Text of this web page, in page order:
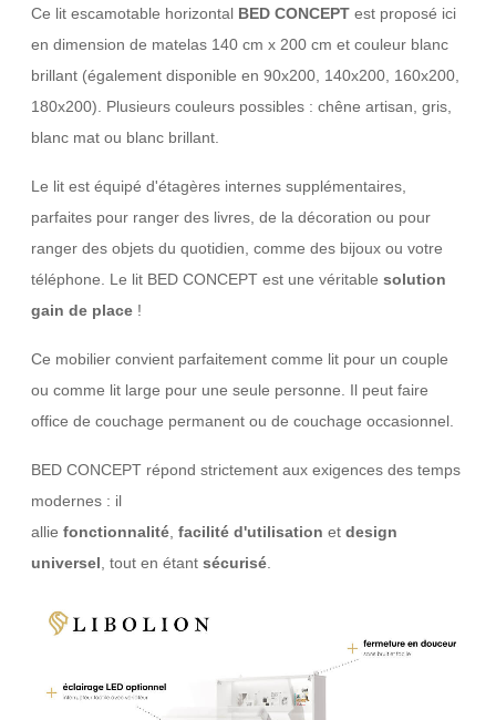
Ce lit escamotable horizontal BED CONCEPT est proposé ici
en dimension de matelas 140 cm x 200 cm et couleur blanc
brillant (également disponible en 90x200, 140x200, 160x200,
180x200). Plusieurs couleurs possibles : chêne artisan, gris,
blanc mat ou blanc brillant.
Le lit est équipé d'étagères internes supplémentaires,
parfaites pour ranger des livres, de la décoration ou pour
ranger des objets du quotidien, comme des bijoux ou votre
téléphone. Le lit BED CONCEPT est une véritable solution
gain de place !
Ce mobilier convient parfaitement comme lit pour un couple
ou comme lit large pour une seule personne. Il peut faire
office de couchage permanent ou de couchage occasionnel.
BED CONCEPT répond strictement aux exigences des temps
modernes : il
allie fonctionnalité facilité d'utilisation et design
universel , tout en étant sécurisé